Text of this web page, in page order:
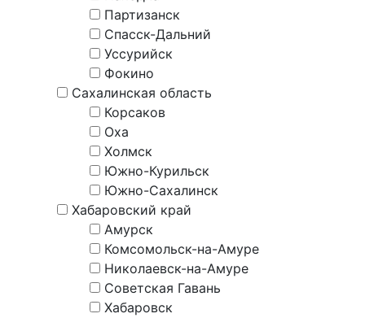
Партизанск
Спасск-Дальний
Уссурийск
Фокино
Сахалинская область
Корсаков
Оха
Холмск
Южно-Курильск
Южно-Сахалинск
Хабаровский край
Амурск
Комсомольск-на-Амуре
Николаевск-на-Амуре
Советская Гавань
Хабаровск